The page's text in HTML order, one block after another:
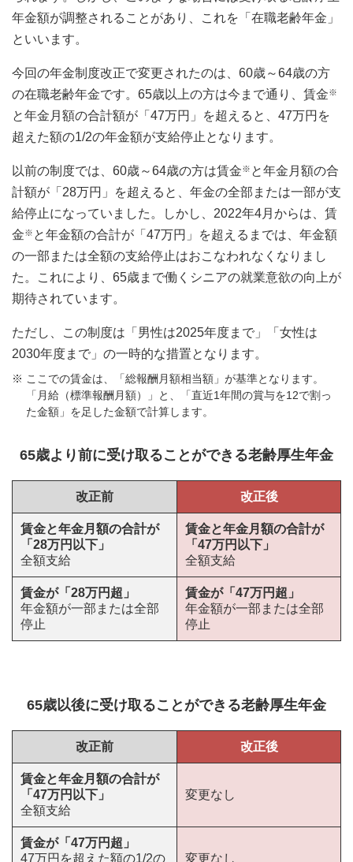
年金額が調整されることがあり、これを「在職老齢年金」
といいます。
今回の年金制度改正で変更されたのは、60歳～64歳の方
の在職老齢年金です。65歳以上の方は今まで通り、賃金※
と年金月額の合計額が「47万円」を超えると、47万円を
超えた額の1/2の年金額が支給停止となります。
以前の制度では、60歳～64歳の方は賃金※ と年金月額の合
計額が「28万円」を超えると、年金の全部または一部が支
給停止になっていました。しかし、2022年4月からは、賃
金※ と年金額の合計が「47万円」を超えるまでは、年金額
の一部または全額の支給停止はおこなわれなくなりまし
た。これにより、65歳まで働くシニアの就業意欲の向上が
期待されています。
ただし、この制度は「男性は2025年度まで」「女性は
2030年度まで」の一時的な措置となります。
ここでの賃金は、「総報酬月額相当額」が基準となります。
「月給（標準報酬月額）」と、「直近1年間の賞与を12で割っ
た金額」を足した金額で計算します。
65歳より前に受け取ることができる老齢厚生年金
改正前 改正後
賃金と年金月額の合計が
「28万円以下」
全額支給
賃金と年金月額の合計が
「47万円以下」
全額支給
賃金が「28万円超」
年金額が一部または全部
停止
賃金が「47万円超」
年金額が一部または全部
停止
65歳以後に受け取ることができる老齢厚生年金
改正前 改正後
賃金と年金月額の合計が
「47万円以下」
全額支給
変更なし
賃金が「47万円超」
47万円を超えた額の1/2の
変更なし